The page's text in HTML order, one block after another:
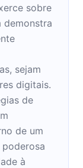
sobre
demonstra
sejam
digitais.
de
de um
à